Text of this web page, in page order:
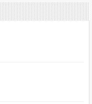
lượng giáo dục Trường
lượng giáo dục Trường